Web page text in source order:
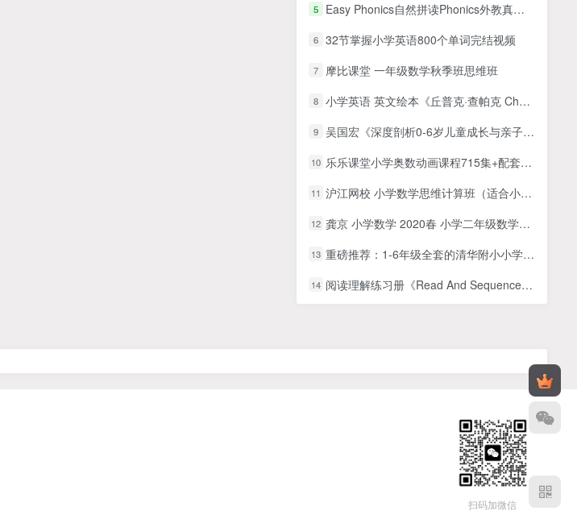
5 Easy Phonics自然拼读Phonics外教真人教学视频，1-3阶段全34集，1080P高清视频
6 32节掌握小学英语800个单词完结视频
7 摩比课堂 一年级数学秋季班思维班
8 小学英语 英文绘本《丘普克·查帕克 Chupuk Chapaak》
9 吴国宏《深度剖析0-6岁儿童成长与亲子问题》亲子教育
10 乐乐课堂小学奥数动画课程715集+配套练习册高清PDF
11 沪江网校 小学数学思维计算班（适合小学三四年级）MP4视频课+PDF讲义文档
12 龚京 小学数学 2020春 小学二年级数学春季班
13 重磅推荐：1-6年级全套的清华附小小学 人教版数学动画视频课
14 阅读理解练习册《Read And Sequence Mats》全2册PDF
扫码加微信